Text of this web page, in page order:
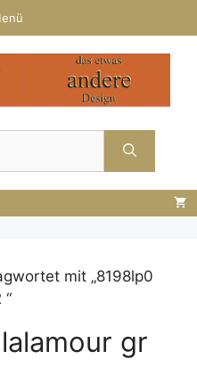
mit „8198lp0
gr